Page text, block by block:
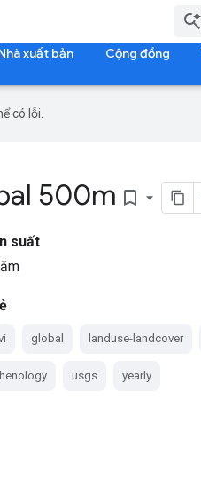
xuất bản Cộng đồng
có lỗi.
500m bookmark_border
suất
global landuse-landcover
usgs yearly